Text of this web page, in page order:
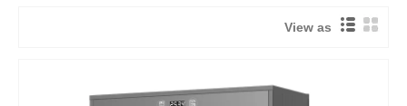
View as